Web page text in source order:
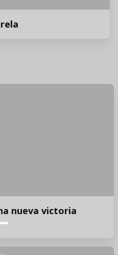
nueva victoria